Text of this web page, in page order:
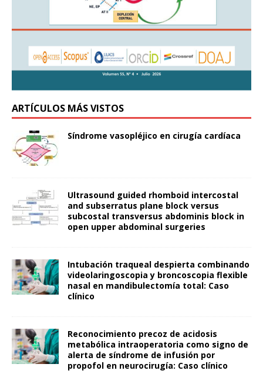
ARTÍCULOS MÁS VISTOS
Síndrome vasopléjico en cirugía cardíaca
Ultrasound guided rhomboid intercostal
and subserratus plane block versus
subcostal transversus abdominis block in
open upper abdominal surgeries
Intubación traqueal despierta combinando
videolaringoscopia y broncoscopia flexible
nasal en mandibulectomía total: Caso
clínico
Reconocimiento precoz de acidosis
metabólica intraoperatoria como signo de
alerta de síndrome de infusión por
propofol en neurocirugía: Caso clínico